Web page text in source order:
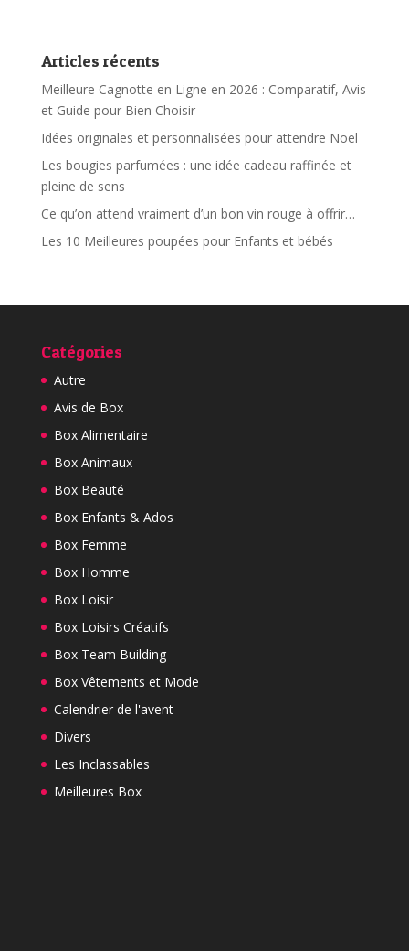
Articles récents
Meilleure Cagnotte en Ligne en 2026 : Comparatif, Avis
et Guide pour Bien Choisir
Idées originales et personnalisées pour attendre Noël
Les bougies parfumées : une idée cadeau raffinée et
pleine de sens
Ce qu’on attend vraiment d’un bon vin rouge à offrir…
Les 10 Meilleures poupées pour Enfants et bébés
Catégories
Autre
Avis de Box
Box Alimentaire
Box Animaux
Box Beauté
Box Enfants & Ados
Box Femme
Box Homme
Box Loisir
Box Loisirs Créatifs
Box Team Building
Box Vêtements et Mode
Calendrier de l'avent
Divers
Les Inclassables
Meilleures Box